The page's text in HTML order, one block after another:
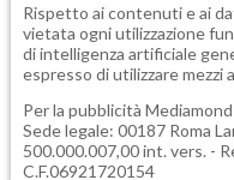
Rispetto ai contenuti e ai
vietata ogni utilizzazione
di intelligenza artificiale
espresso di utilizzare mezzi
Per la pubblicità Mediamond
Sede legale: 00187 Roma
500.000.007,00 int. vers. -
C.F.06921720154